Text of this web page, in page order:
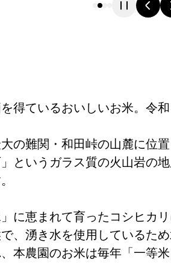
得ているおいしいお米。令
の難関・和田峠の山麓に位
というガラス質の火山岩の
に恵まれて育ったコシヒカ
、湧き水を使用しているため
本農園のお米は毎年「一等米